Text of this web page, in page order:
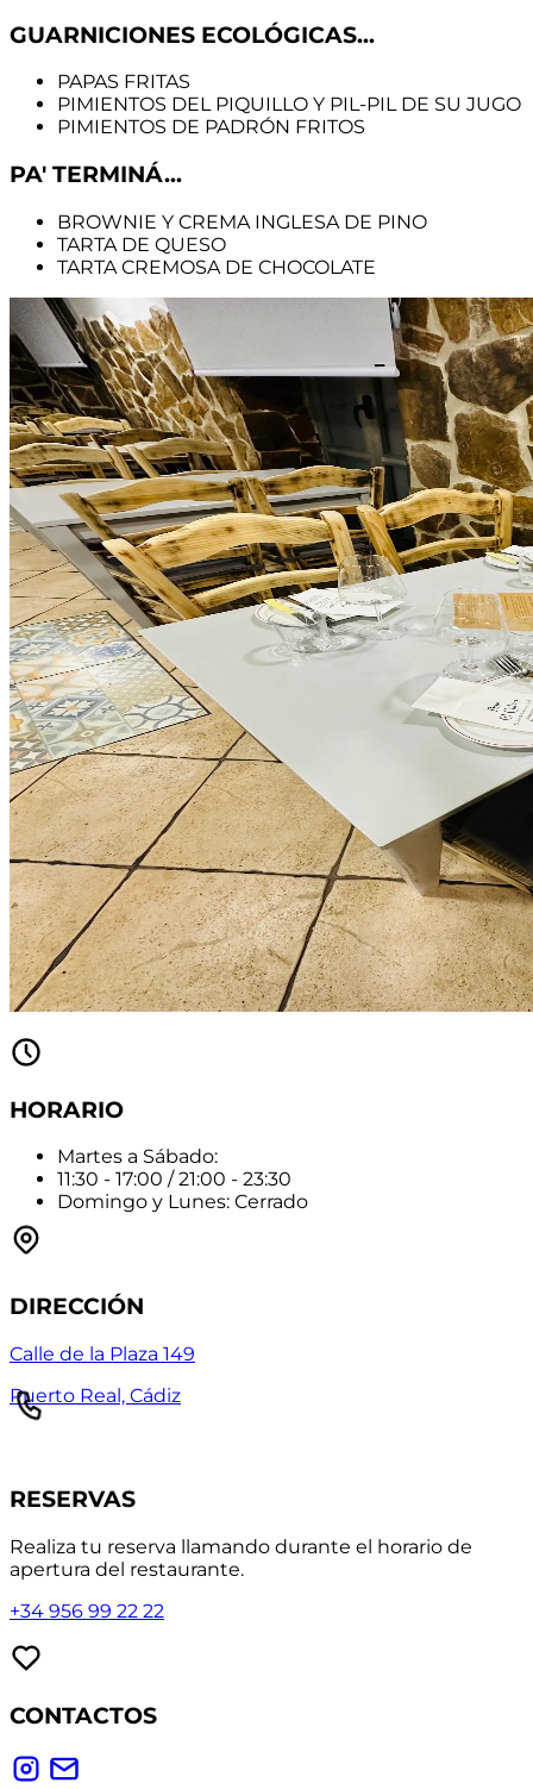
GUARNICIONES ECOLÓGICAS...
PAPAS FRITAS
PIMIENTOS DEL PIQUILLO Y PIL-PIL DE SU JUGO
PIMIENTOS DE PADRÓN FRITOS
PA' TERMINÁ...
BROWNIE Y CREMA INGLESA DE PINO
TARTA DE QUESO
TARTA CREMOSA DE CHOCOLATE
HORARIO
Martes a Sábado:
11:30 - 17:00 / 21:00 - 23:30
Domingo y Lunes: Cerrado
DIRECCIÓN
Calle de la Plaza 149
Puerto Real, Cádiz
RESERVAS
Realiza tu reserva llamando durante el horario de
apertura del restaurante.
+34 956 99 22 22
CONTACTOS